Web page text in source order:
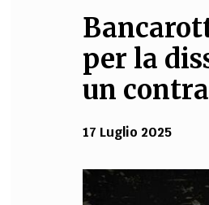
LIFE STYLE
Sport, Cucina, Viaggi,
Moda
per la
un
17 Luglio 2025